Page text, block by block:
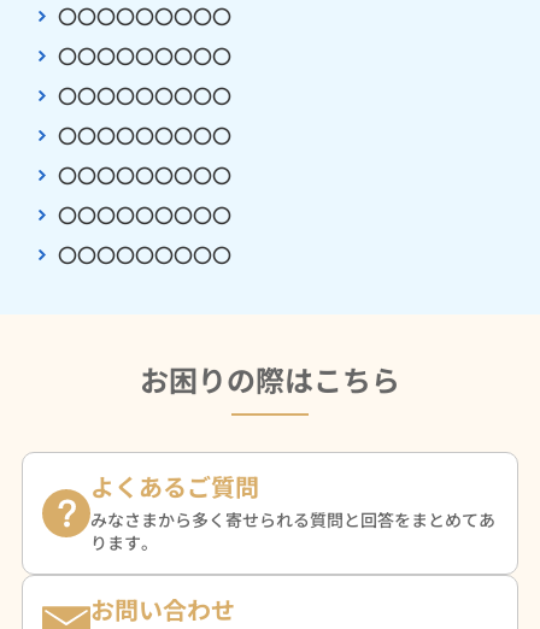
〇〇〇〇〇〇〇〇〇
〇〇〇〇〇〇〇〇〇
〇〇〇〇〇〇〇〇〇
〇〇〇〇〇〇〇〇〇
〇〇〇〇〇〇〇〇〇
〇〇〇〇〇〇〇〇〇
〇〇〇〇〇〇〇〇〇
お困りの際はこちら
よくあるご質問
みなさまから多く寄せられる質問と回答をまとめてあ
ります。
お問い合わせ